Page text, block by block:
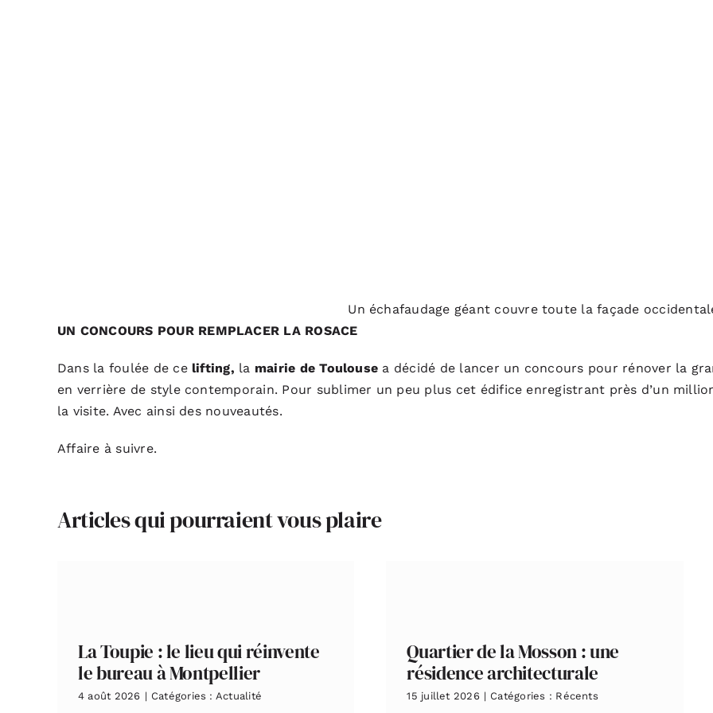
Un échafaudage géant couvre toute la façade
UN CONCOURS POUR REMPLACER LA ROSACE
Dans la foulée de ce lifting, la mairie de Toulouse a décidé de lancer un concours pour rénover la
en verrière de style contemporain. Pour sublimer un peu plus cet édifice enregistrant près d’un
la visite. Avec ainsi des nouveautés.
Affaire à suivre.
Articles qui pourraient vous plaire
La Toupie : le lieu qui réinvente
le bureau à Montpellier
4 août 2026 | Catégories : Actualité
Quartier de la Mosson : une
résidence architecturale
15 juillet 2026 | Catégories : Récents